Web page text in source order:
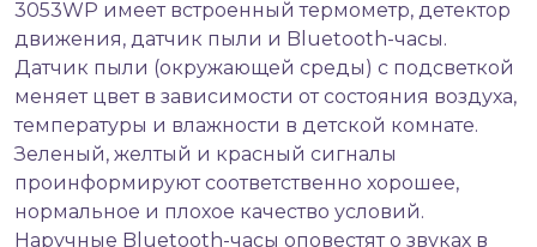
3053WP имеет встроенный термометр, детектор
движения, датчик пыли и Bluetooth-часы.
Датчик пыли (окружающей среды) с подсветкой
меняет цвет в зависимости от состояния воздуха,
температуры и влажности в детской комнате.
Зеленый, желтый и красный сигналы
проинформируют соответственно хорошее,
нормальное и плохое качество условий.
Наручные Bluetooth-часы оповестят о звуках в